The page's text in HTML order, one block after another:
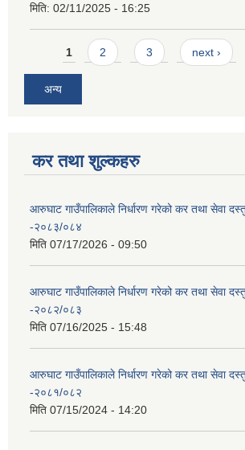
मिति: 02/11/2025 - 16:25
Pages
1 2 3 next ›
अन्य
कर तथा शुल्कहरु
आरुघाट गाउँपालिकाले निर्धारण गरेको कर तथा सेवा
-२०८३/०८४
मिति 07/17/2026 - 09:50
आरुघाट गाउँपालिकाले निर्धारण गरेको कर तथा सेवा
-२०८२/०८३
मिति 07/16/2025 - 15:48
आरुघाट गाउँपालिकाले निर्धारण गरेको कर तथा सेवा
-२०८१/०८२
मिति 07/15/2024 - 14:20